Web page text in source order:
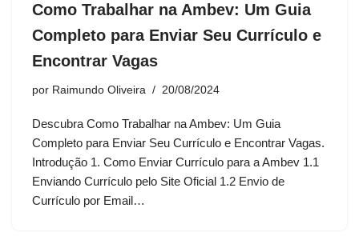
Como Trabalhar na Ambev: Um Guia
Completo para Enviar Seu Currículo e
Encontrar Vagas
por Raimundo Oliveira 20/08/2024
Descubra Como Trabalhar na Ambev: Um Guia
Completo para Enviar Seu Currículo e Encontrar Vagas.
Introdução 1. Como Enviar Currículo para a Ambev 1.1
Enviando Currículo pelo Site Oficial 1.2 Envio de
Currículo por Email…